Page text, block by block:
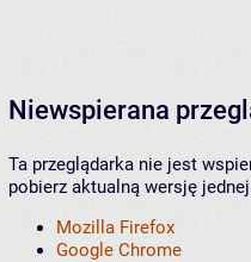
Niewspierana
Ta przeglądarka nie jest
pobierz aktualną wersję
Mozilla Firefox
Google Chrome